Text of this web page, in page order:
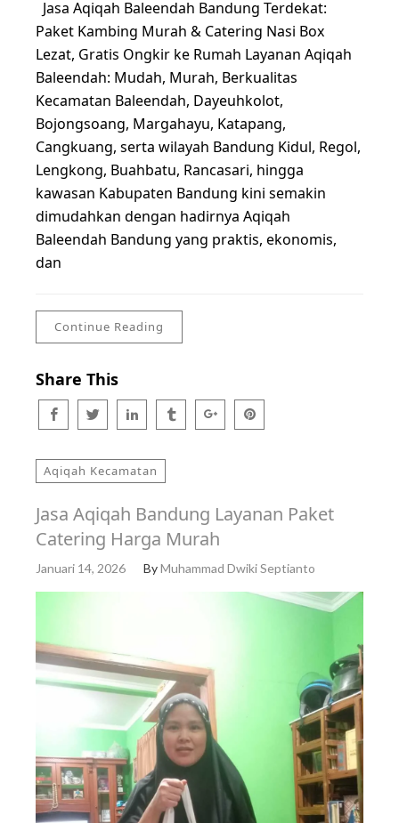
Jasa Aqiqah Baleendah Bandung Terdekat:
Paket Kambing Murah & Catering Nasi Box
Lezat, Gratis Ongkir ke Rumah Layanan Aqiqah
Baleendah: Mudah, Murah, Berkualitas
Kecamatan Baleendah, Dayeuhkolot,
Bojongsoang, Margahayu, Katapang,
Cangkuang, serta wilayah Bandung Kidul, Regol,
Lengkong, Buahbatu, Rancasari, hingga
kawasan Kabupaten Bandung kini semakin
dimudahkan dengan hadirnya Aqiqah
Baleendah Bandung yang praktis, ekonomis,
dan
Continue Reading
Share This
Aqiqah Kecamatan
Jasa Aqiqah Bandung Layanan Paket
Catering Harga Murah
Januari 14, 2026 ByMuhammad Dwiki Septianto